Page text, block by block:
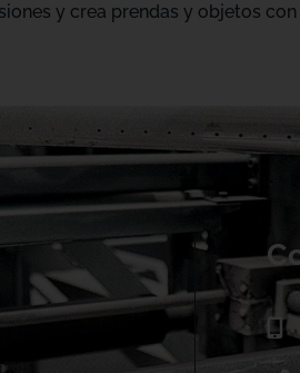
y crea prendas y objetos